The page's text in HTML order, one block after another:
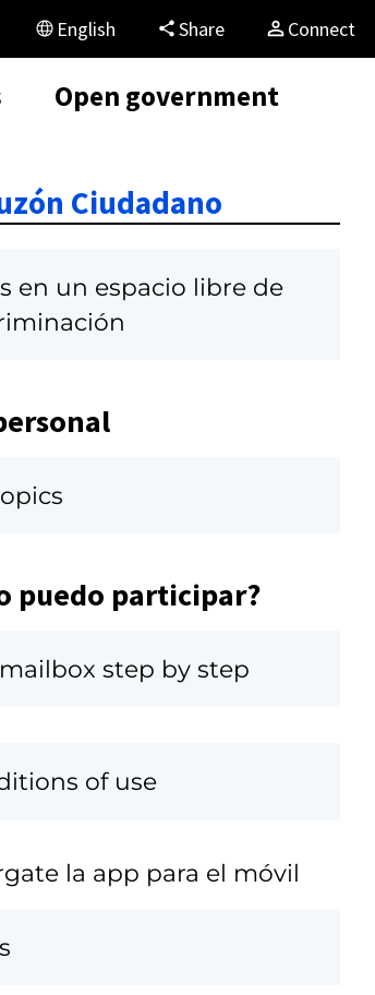
English Share Connect
Open government
Ciudadano
en un espacio libre de
puedo participar?
step by step
of use
la app para el móvil